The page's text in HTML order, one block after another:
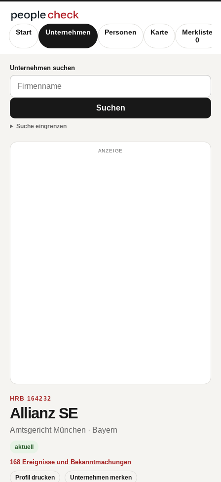
Start Unternehmen Personen Karte
Merkliste
0
Unternehmen suchen
Suchen
Suche eingrenzen
ANZEIGE
HRB 164232
Allianz SE
Amtsgericht München · Bayern
aktuell
168 Ereignisse und Bekanntmachungen
Profil drucken Unternehmen merken